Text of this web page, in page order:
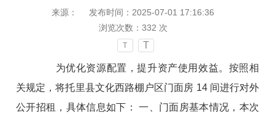
来源：
发布时间：2025-07-01 17:16:36
浏览次数： 332 次
T T
为优化资源配置，提升资产使用效益。按照相
关规定，将托里县文化西路棚户区门面房 14 间进行对外
公开招租， 具体信息如下： 一、门面房基本情况， 本次